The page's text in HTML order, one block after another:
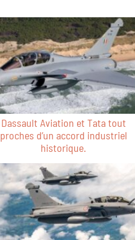
Dassault Aviation et Tata tout
proches d’un accord industriel
historique.